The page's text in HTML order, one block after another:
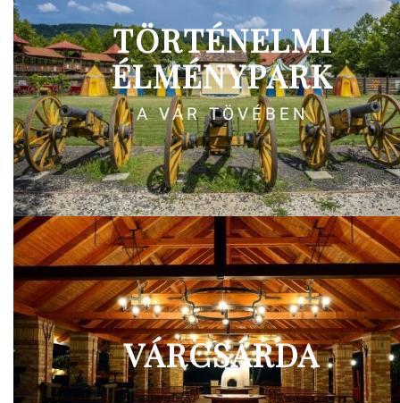
TÖRTÉNELMI
ÉLMÉNYPARK
A VÁR TÖVÉBEN
VÁRCSÁRDA